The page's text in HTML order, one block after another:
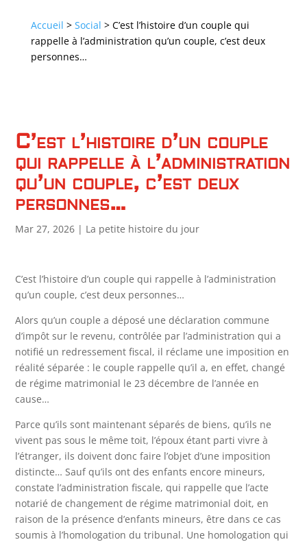
Accueil > Social > C’est l’histoire d’un couple qui
rappelle à l’administration qu’un couple, c’est deux
personnes…
C’est l’histoire d’un couple
qui rappelle à l’administration
qu’un couple, c’est deux
personnes…
Mar 27, 2026 | La petite histoire du jour
C’est l’histoire d’un couple qui rappelle à l’administration
qu’un couple, c’est deux personnes…
Alors qu’un couple a déposé une déclaration commune
d’impôt sur le revenu, contrôlée par l’administration qui a
notifié un redressement fiscal, il réclame une imposition en
réalité séparée : le couple rappelle qu’il a, en effet, changé
de régime matrimonial le 23 décembre de l’année en
cause…
Parce qu’ils sont maintenant séparés de biens, qu’ils ne
vivent pas sous le même toit, l’époux étant parti vivre à
l’étranger, ils doivent donc faire l’objet d’une imposition
distincte… Sauf qu’ils ont des enfants encore mineurs,
constate l’administration fiscale, qui rappelle que l’acte
notarié de changement de régime matrimonial doit, en
raison de la présence d’enfants mineurs, être dans ce cas
soumis à l’homologation du tribunal. Une homologation qui